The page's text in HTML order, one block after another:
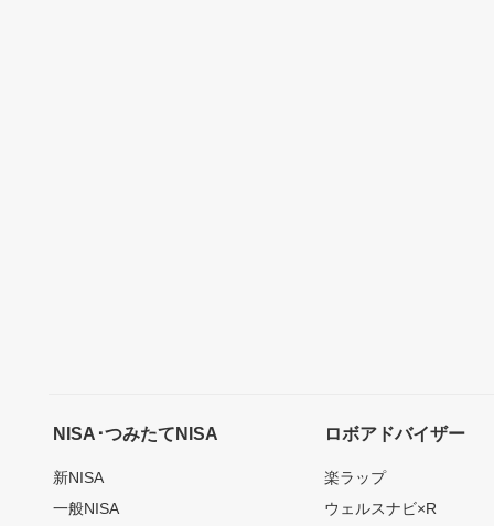
NISA･つみたてNISA
新NISA
一般NISA
ロボアドバイザー
楽ラップ
ウェルスナビ×R